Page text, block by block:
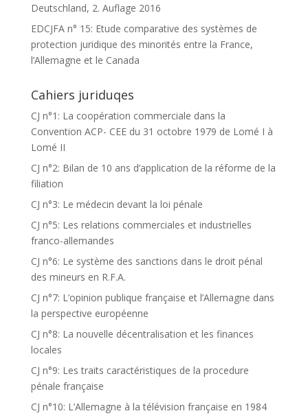
Deutschland, 2. Auflage 2016
EDCJFA n° 15: Etude comparative des systèmes de
protection juridique des minorités entre la France,
l’Allemagne et le Canada
Cahiers juriduqes
CJ n°1: La coopération commerciale dans la
Convention ACP- CEE du 31 octobre 1979 de Lomé I à
Lomé II
CJ n°2: Bilan de 10 ans d’application de la réforme de la
filiation
CJ n°3: Le médecin devant la loi pénale
CJ n°5: Les relations commerciales et industrielles
franco-allemandes
CJ n°6: Le système des sanctions dans le droit pénal
des mineurs en R.F.A.
CJ n°7: L’opinion publique française et l’Allemagne dans
la perspective européenne
CJ n°8: La nouvelle décentralisation et les finances
locales
CJ n°9: Les traits caractéristiques de la procedure
pénale française
CJ n°10: L’Allemagne à la télévision française en 1984